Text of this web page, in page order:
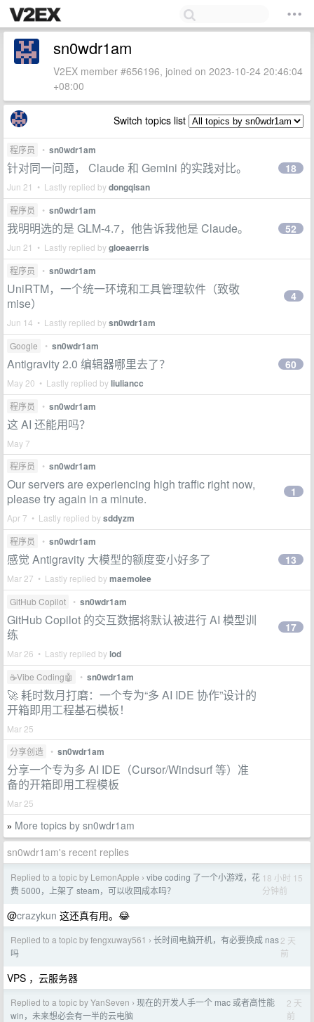
sn0wdr1am
V2EX member #656196, joined on 2023-10-24 20:46:04
+08:00
Switch topics list
程序员 • sn0wdr1am
针对同一问题， Claude 和 Gemini 的实践对比。
Jun 21 • Lastly replied bydongqisan
18
程序员 • sn0wdr1am
我明明选的是 GLM-4.7，他告诉我他是 Claude。
Jun 21 • Lastly replied bygloeaerris
52
程序员 • sn0wdr1am
UniRTM，一个统一环境和工具管理软件（致敬
mise）
Jun 14 • Lastly replied bysn0wdr1am
4
Google • sn0wdr1am
Antigravity 2.0 编辑器哪里去了？
May 20 • Lastly replied byliuliancc
60
程序员 • sn0wdr1am
这 AI 还能用吗？
May 7
程序员
• sn0wdr1am
Our servers are experiencing high traffic right now,
please try again in a minute.
Apr 7 • Lastly replied bysddyzm
1
程序员 • sn0wdr1am
感觉 Antigravity 大模型的额度变小好多了
Mar 27 • Lastly replied bymaemolee
13
GitHub Copilot • sn0wdr1am
GitHub Copilot 的交互数据将默认被进行 AI 模型训
练
Mar 26 • Lastly replied bylod
17
☕Vibe Coding🤖 • sn0wdr1am
🚀 耗时数月打磨：一个专为“多 AI IDE 协作”设计的
开箱即用工程基石模板！
Mar 25
分享创造
• sn0wdr1am
分享一个专为多 AI IDE（Cursor/Windsurf 等）准
备的开箱即用工程模板
Mar 25
» More topics by sn0wdr1am
sn0wdr1am's recent replies
Replied to a topic by LemonApple › vibe coding 了一个小游戏，花
费 5000，上架了 steam，可以收回成本吗？
18 小时 15
分钟前
@crazykun 这还真有用。😂
Replied to a topic by fengxuway561 › 长时间电脑开机，有必要换成 nas
吗
2 天
前
VPS ，云服务器
Replied to a topic by YanSeven › 现在的开发人手一个 mac 或者高性能
win，未来想必会有一半的云电脑
2 天
前